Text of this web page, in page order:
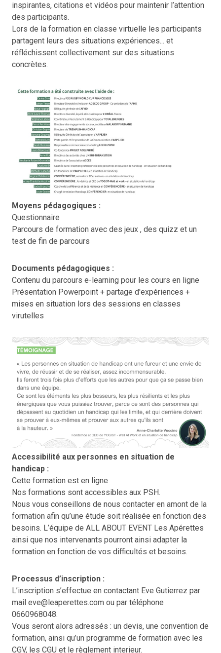
inspirantes, citations et vidéos pour maintenir l’attention
des participants.
Lors de la formation en classe virtuelle les participants
partagent leurs des situations expériences... et
réfléchissent collectivement sur des situations
concrètes.
Moyens pédagogiques :
Questionnaire
Parcours de formation avec des jeux , des quizz et un
test de fin de parcours
Documents pédagogiques :
Contenu du parcours e-learning pour les cours en ligne
Présentation Powerpoint + partage d'expériences +
mises en situation lors des sessions en classes
virutelles
Accessibilité aux personnes en situation de
handicap :
Cette formation est en ligne
Nos formations sont accessibles aux PSH.
Nous vous conseillons de nous contacter en amont de la
formation afin qu’une étude soit réalisée en fonction des
besoins. L’équipe de ALL ABOUT EVENT Les Apérettes
ainsi que nos intervenants pourront ainsi adapter la
formation en fonction de vos difficultés et besoins.
Processus d’inscription :
L’inscription s’effectue en contactant Eve Gutierrez par
mail eve@leaperettes.com ou par téléphone
0660968048.
Vous seront alors adressés : un devis, une convention de
formation, ainsi qu’un programme de formation avec les
CGV, les CGU et le règlement interieur.